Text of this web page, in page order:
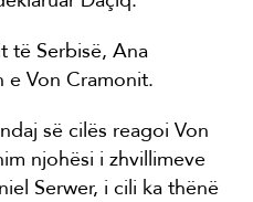
të Serbisë, Ana
e Von Cramonit.
së cilës reagoi Von
njohësi i zhvillimeve
Serwer, i cili ka thënë